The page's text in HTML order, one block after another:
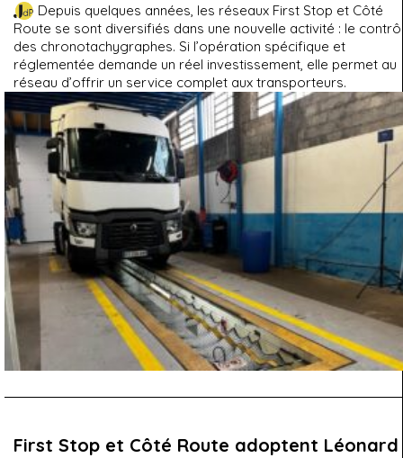
Depuis quelques années, les réseaux First Stop et Côté
Route se sont diversifiés dans une nouvelle activité : le
des chronotachygraphes. Si l’opération spécifique et
réglementée demande un réel investissement, elle permet au
réseau d’offrir un service complet aux transporteurs.
First Stop et Côté Route adoptent Léonard